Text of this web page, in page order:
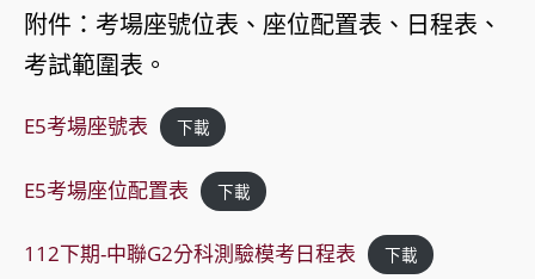
附件：考場座號位表、座位配置表、日程表、
考試範圍表。
E5考場座號表 下載
E5考場座位配置表 下載
112下期-中聯G2分科測驗模考日程表 下載